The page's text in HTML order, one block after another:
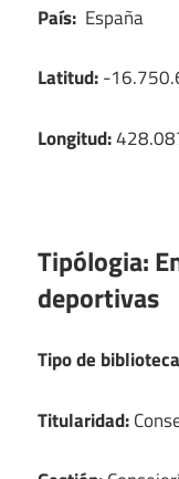
País: España
Latitud:-
Longitud:
Tipólogia:
deportivas
Tipo de
Titularidad: